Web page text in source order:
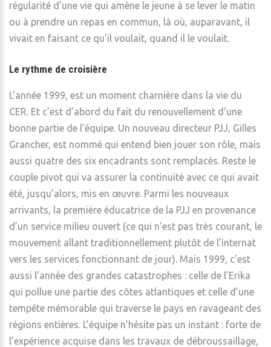
régularité d’une vie qui amène le jeune à se lever le matin
ou à prendre un repas en commun, là où, auparavant, il
vivait en faisant ce qu’il voulait, quand il le voulait.
Le rythme de croisière
L’année 1999, est un moment charnière dans la vie du
CER. Et c’est d’abord du fait du renouvellement d’une
bonne partie de l’équipe. Un nouveau directeur PJJ, Gilles
Grancher, est nommé qui entend bien jouer son rôle, mais
aussi quatre des six encadrants sont remplacés. Reste le
couple pivot qui va assurer la continuité avec ce qui avait
été, jusqu’alors, mis en œuvre. Parmi les nouveaux
arrivants, la première éducatrice de la PJJ en provenance
d’un service milieu ouvert (ce qui n’est pas très courant, le
mouvement allant traditionnellement plutôt de l’internat
vers les services fonctionnant de jour). Mais 1999, c’est
aussi l’année des grandes catastrophes : celle de l’Erika
qui pollue une partie des côtes atlantiques et celle d’une
tempête mémorable qui traverse le pays en ravageant des
régions entières. L’équipe n’hésite pas un instant : forte de
l’expérience acquise dans les travaux de débroussaillage,